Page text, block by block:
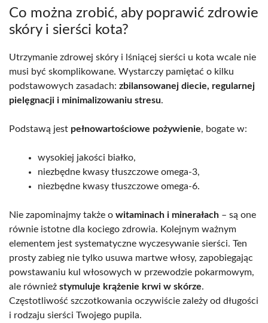
Co można zrobić, aby poprawić zdrowie
skóry i sierści kota?
Utrzymanie zdrowej skóry i lśniącej sierści u kota wcale nie
musi być skomplikowane. Wystarczy pamiętać o kilku
podstawowych zasadach: zbilansowanej diecie, regularnej
pielęgnacji i minimalizowaniu stresu.
Podstawą jest pełnowartościowe pożywienie, bogate w:
wysokiej jakości białko,
niezbędne kwasy tłuszczowe omega-3,
niezbędne kwasy tłuszczowe omega-6.
Nie zapominajmy także o witaminach i minerałach – są one
równie istotne dla kociego zdrowia. Kolejnym ważnym
elementem jest systematyczne wyczesywanie sierści. Ten
prosty zabieg nie tylko usuwa martwe włosy, zapobiegając
powstawaniu kul włosowych w przewodzie pokarmowym,
ale również stymuluje krążenie krwi w skórze.
Częstotliwość szczotkowania oczywiście zależy od długości
i rodzaju sierści Twojego pupila.